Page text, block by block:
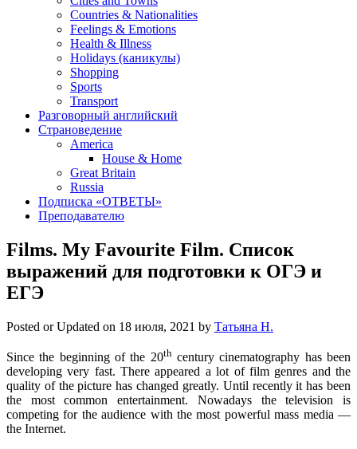
Countries & Nationalities
Feelings & Emotions
Health & Illness
Holidays (каникулы)
Shopping
Sports
Transport
Разговорный английский
Страноведение
America
House & Home
Great Britain
Russia
Подписка «ОТВЕТЫ»
Преподавателю
Films. My Favourite Film. Список
выражений для подготовки к ОГЭ и
ЕГЭ
Posted or Updated on 18 июля, 2021 by Татьяна Н.
Since the beginning of the 20thcentury cinematography has been
developing very fast. There appeared a lot of film genres and the
quality of the picture has changed greatly. Until recently it has been
the most common entertainment. Nowadays the television is
competing for the audience with the most powerful mass media —
the Internet.